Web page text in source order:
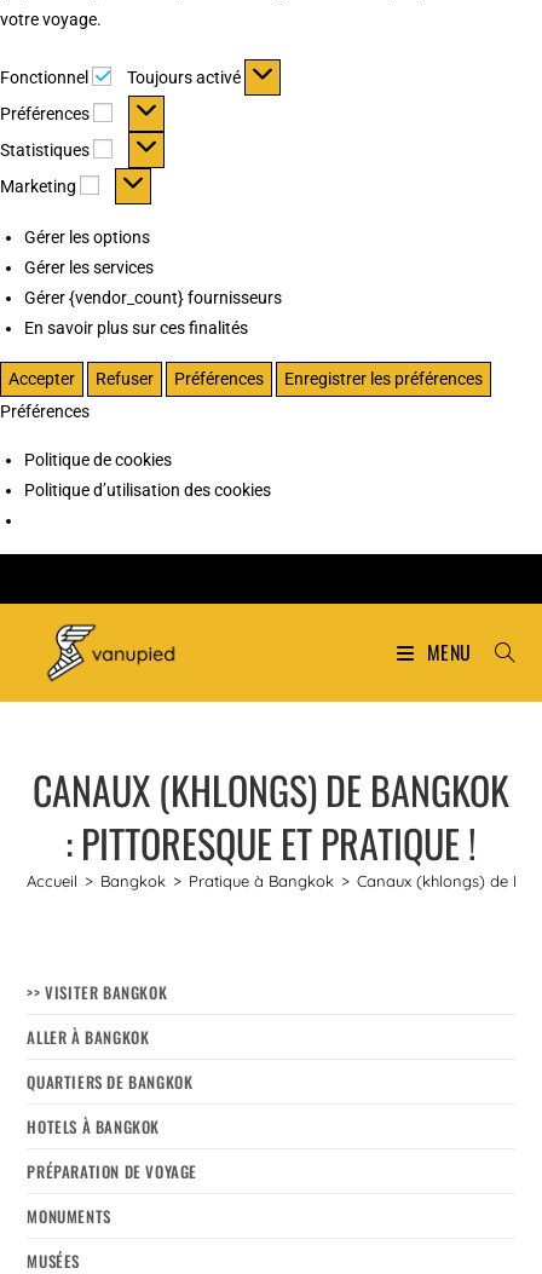
votre voyage.
Fonctionnel Fonctionnel
Toujours activé
Préférences
Préférences
Statistiques Statistiques
Marketing Marketing
Gérer les options
Gérer les services
Gérer {vendor_count} fournisseurs
En savoir plus sur ces finalités
Accepter Refuser Préférences
Enregistrer les préférences
Préférences
Politique de cookies
Politique d’utilisation des cookies
MENU
CANAUX (KHLONGS) DE BANGKOK
: PITTORESQUE ET PRATIQUE !
Accueil > Bangkok > Pratique à Bangkok > Canaux (khlongs) de
>> VISITER BANGKOK
ALLER À BANGKOK
QUARTIERS DE BANGKOK
HOTELS À BANGKOK
PRÉPARATION DE VOYAGE
MONUMENTS
MUSÉES